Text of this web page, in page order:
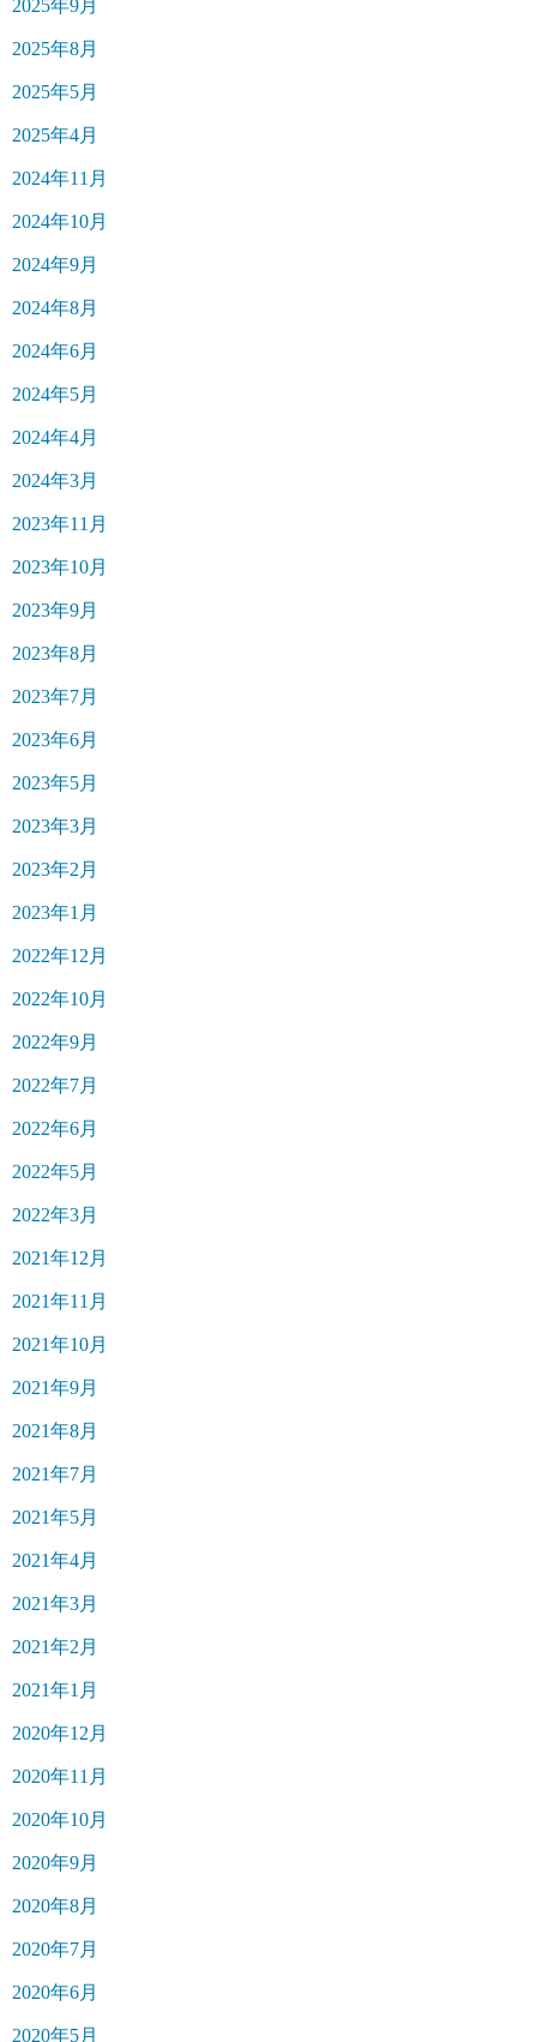
2025年9月
2025年8月
2025年5月
2025年4月
2024年11月
2024年10月
2024年9月
2024年8月
2024年6月
2024年5月
2024年4月
2024年3月
2023年11月
2023年10月
2023年9月
2023年8月
2023年7月
2023年6月
2023年5月
2023年3月
2023年2月
2023年1月
2022年12月
2022年10月
2022年9月
2022年7月
2022年6月
2022年5月
2022年3月
2021年12月
2021年11月
2021年10月
2021年9月
2021年8月
2021年7月
2021年5月
2021年4月
2021年3月
2021年2月
2021年1月
2020年12月
2020年11月
2020年10月
2020年9月
2020年8月
2020年7月
2020年6月
2020年5月